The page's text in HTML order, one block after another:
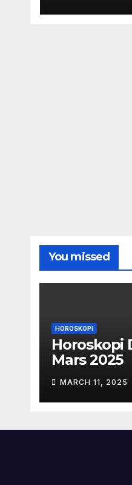
You missed
HOROSKOPI
Horoskopi
Mars 2025
MARCH 11, 2025